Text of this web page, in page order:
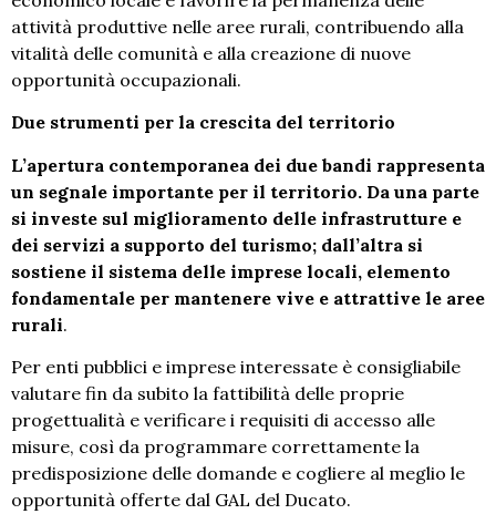
attività produttive nelle aree rurali, contribuendo alla
vitalità delle comunità e alla creazione di nuove
opportunità occupazionali.
Due strumenti per la crescita del territorio
L’apertura contemporanea dei due bandi rappresenta
un segnale importante per il territorio. Da una parte
si investe sul miglioramento delle infrastrutture e
dei servizi a supporto del turismo; dall’altra si
sostiene il sistema delle imprese locali, elemento
fondamentale per mantenere vive e attrattive le aree
rurali.
Per enti pubblici e imprese interessate è consigliabile
valutare fin da subito la fattibilità delle proprie
progettualità e verificare i requisiti di accesso alle
misure, così da programmare correttamente la
predisposizione delle domande e cogliere al meglio le
opportunità offerte dal GAL del Ducato.